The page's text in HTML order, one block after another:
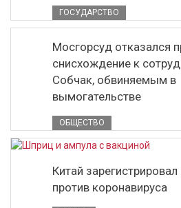
ГОСУДАРСТВО
Мосгорсуд отказался
снисхождение к
Собчак, обвиняемым в
вымогательстве
ОБЩЕСТВО
Китай
против коронавируса